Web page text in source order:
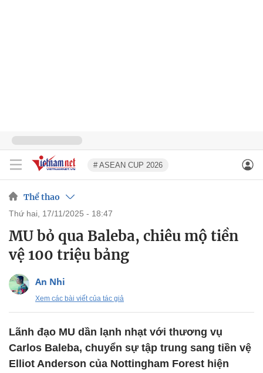
# ASEAN CUP 2026
Thể thao
thứ hai, 17/11/2025 - 18:47
MU bỏ qua Baleba, chiêu mộ tiền
vệ 100 triệu bảng
An Nhi
Xem các bài viết của tác giả
Lãnh đạo MU dần lạnh nhạt với thương vụ
Carlos Baleba, chuyển sự tập trung sang tiền vệ
Elliot Anderson của Nottingham Forest hiện